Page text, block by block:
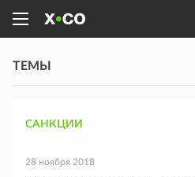
ТЕМЫ
САНКЦИИ
28 ноября 2018